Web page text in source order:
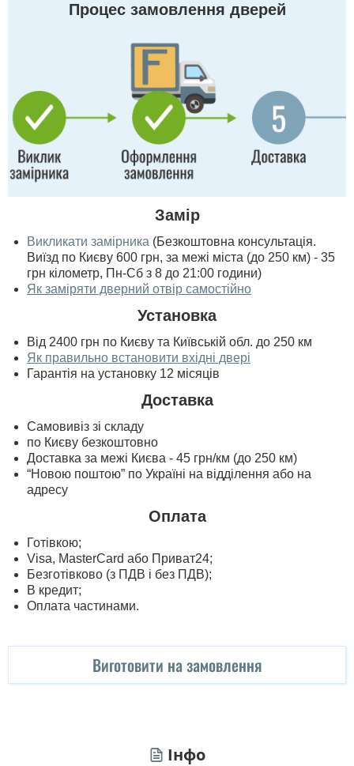
Процес замовлення дверей
Замір
Викликати замірника (Безкоштовна консультація.
Виїзд по Києву 600 грн, за межі міста (до 250 км) - 35
грн кілометр, Пн-Сб з 8 до 21:00 години)
Як заміряти дверний отвір самостійно
Установка
Від 2400 грн по Києву та Київській обл. до 250 км
Як правильно встановити вхідні двері
Гарантія на установку 12 місяців
Доставка
Самовивіз зі складу
по Києву безкоштовно
Доставка за межі Києва - 45 грн/км (до 250 км)
“Новою поштою” по Україні на відділення або на
адресу
Оплата
Готівкою;
Visa, MasterСard або Приват24;
Безготівково (з ПДВ і без ПДВ);
В кредит;
Оплата частинами.
Виготовити на замовлення
Інфо